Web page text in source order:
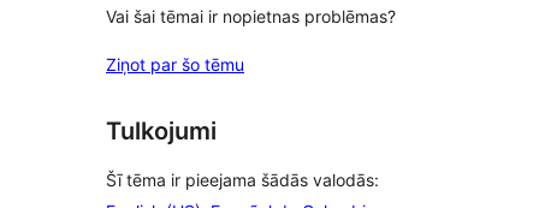
Vai šai tēmai ir nopietnas problēmas?
Ziņot par šo tēmu
Tulkojumi
Šī tēma ir pieejama šādās valodās: